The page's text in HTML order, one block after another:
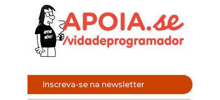
Inscreva-se na newsletter